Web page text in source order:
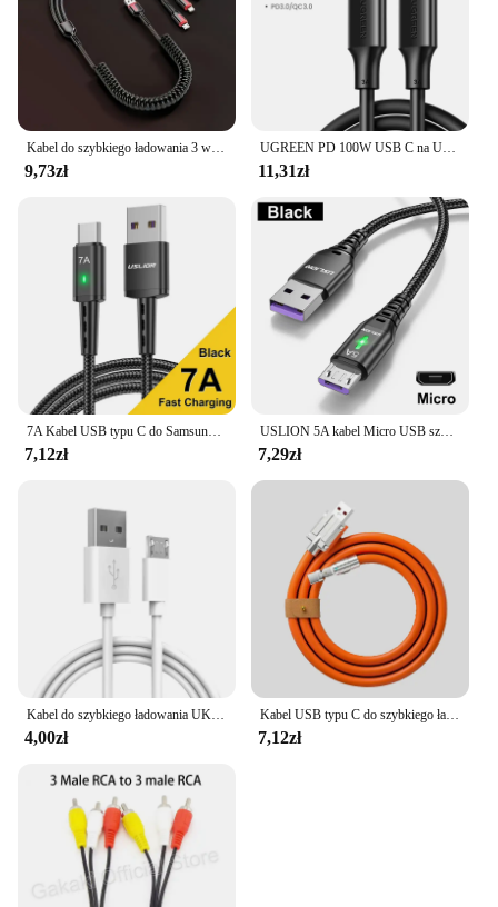
Kabel do szybkiego ładowania 3 w 1 do Xiaomi iPhone Poco Micro USB typu C Kabel do ładowarki Wielokrotny przewód do ładowania USB
9,73zł
UGREEN PD 100W USB C na USB C kabel ładujący do Samsung S10 S20 MacBook Pro iPad 2020 szybka ładowarka 4.0 PD szybki przewód ładujący
11,31zł
7A Kabel USB typu C do Samsung S22 S20 Xiaomi mi 12 Szybkie ładowanie telefonu komórkowego Kabel USB typu C Ładowarka Kable do transmisji danych
7,12zł
USLION 5A kabel Micro USB szybkie ładowanie telefon komórkowy Micro USB przewód zasilający dla Xiaomi Android LED oświetlenie USB ładowarka kabel danych
7,29zł
4,00zł
Kabel USB typu C do szybkiego ładowania 120 W 7 A z kółkiem obrotowym o 180 stopni, odpowiedni do ładowarki do telefonu komórkowego Kabel USB C
7,12zł